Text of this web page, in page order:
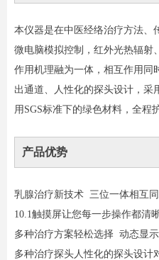
本仪器是在中医经络治疗方法、
微电脑模拟控制，红外光热辐射
作用机理融为一体，相互作用同
出通道、人性化的探头设计，采
用SGS标准下的绿色材料，全程
产品优势
乳腺治疗新技术 三位一体相互
10.1触摸屏让您每一步操作都清
多种治疗方案轻松选择 动态显
多种治疗探头人性化的探头设计